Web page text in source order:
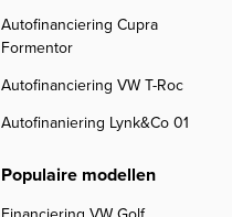
Autofinanciering Cupra
Formentor
Autofinanciering VW T-Roc
Autofinaniering Lynk&Co 01
Populaire modellen